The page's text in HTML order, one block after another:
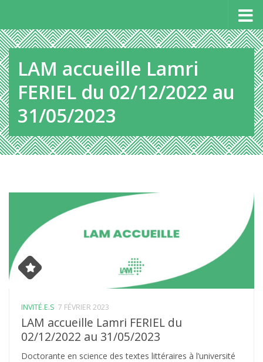
LAM accueille Lamri
FERIEL du 02/12/2022 au
31/05/2023
INVITÉ.E.S 7 FÉVRIER 2023
LAM accueille Lamri FERIEL du
02/12/2022 au 31/05/2023
Doctorante en science des textes littéraires à l’université